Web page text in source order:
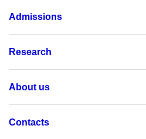
Admissions
Research
About us
Contacts